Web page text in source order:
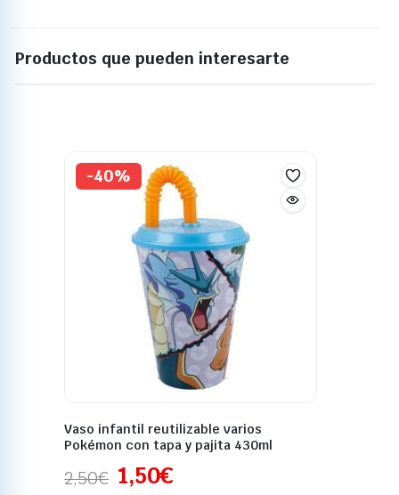
Productos que pueden interesarte
-40%
Vaso infantil reutilizable varios
Pokémon con tapa y pajita 430ml
2,50€ 1,50€